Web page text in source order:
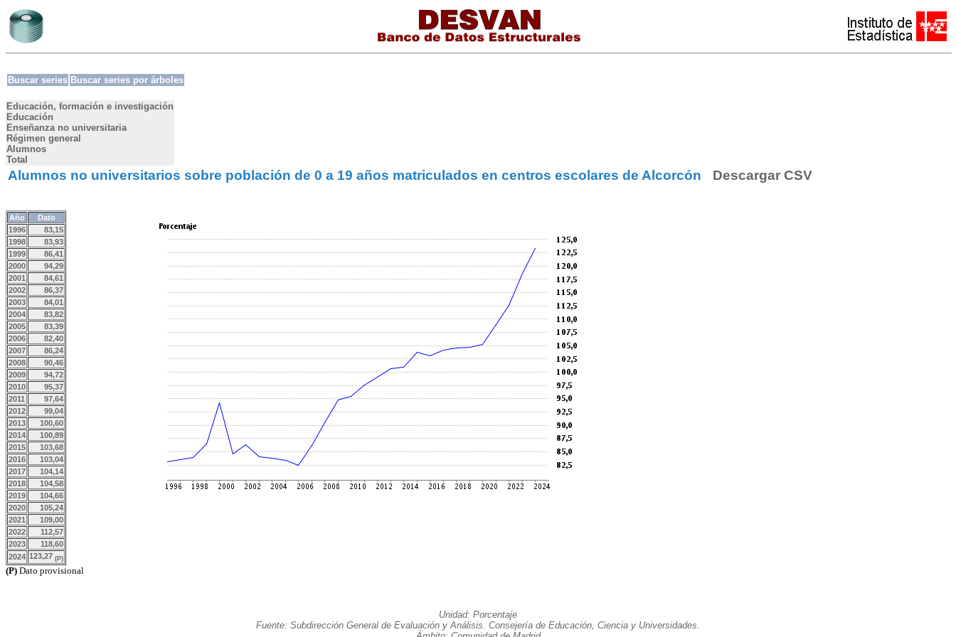
Buscar series Buscar series por árboles
Educación, formación e investigación
Educación
Enseñanza no universitaria
Régimen general
Alumnos
Total
Alumnos no universitarios sobre población de 0 a 19 años matriculados en centros escolares de Alcorcón Descargar CSV
Año
Dato
1996
83,15
1998
83,93
1999
86,41
2000
94,29
2001
84,61
2002
86,37
2003
84,01
2004
83,82
2005
83,39
2006
82,40
2007
86,24
2008
90,46
2009
94,72
2010
95,37
2011
97,64
2012
99,04
2013
100,60
2014
100,89
2015
103,68
2016
103,04
2017
104,14
2018
104,58
2019
104,66
2020
105,24
2021
109,00
2022
112,57
2023
118,60
2024 123,27 (P)
(P) Dato provisional
Unidad: Porcentaje
Fuente: Subdirección General de Evaluación y Análisis. Consejería de Educación, Ciencia y Universidades.